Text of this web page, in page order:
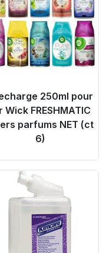
250ml pour
Wick FRESHMATIC
parfums NET (ct
6)
Link